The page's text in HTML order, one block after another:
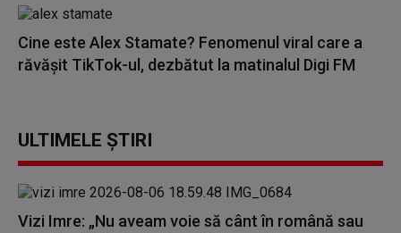
Cine este Alex Stamate? Fenomenul viral care a
răvășit TikTok-ul, dezbătut la matinalul Digi FM
ULTIMELE ȘTIRI
Vizi Imre: „Nu aveam voie să cânt în română sau